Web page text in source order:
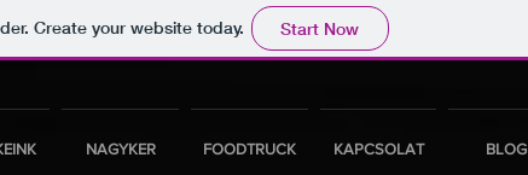
Create your website today. Start Now
NAGYKER FOODTRUCK KAPCSOLAT BLOG